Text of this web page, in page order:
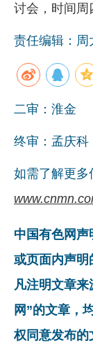
讨会，时间周
责任编辑：周
二审：淮金
终审：孟庆科
如需了解更多
中国有色网
或页面内声明
凡注明文章
网”的文章，
权同意发布的